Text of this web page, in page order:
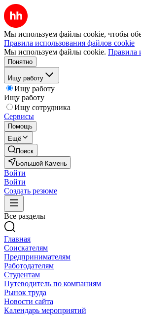
Мы используем файлы cookie, чтобы
Правила использования файлов cookie
Мы используем файлы cookie. Правила
Понятно
Ищу работу
Ищу работу
Ищу работу
Ищу сотрудника
Сервисы
Помощь
Ещё
Поиск
Большой Камень
Войти
Войти
Создать резюме
Все разделы
Главная
Соискателям
Предпринимателям
Работодателям
Студентам
Путеводитель по компаниям
Рынок труда
Новости сайта
Календарь мероприятий